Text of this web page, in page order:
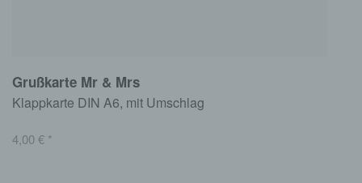
Grußkarte Mr & Mrs
Klappkarte DIN A6, mit Umschlag
4,00€ *